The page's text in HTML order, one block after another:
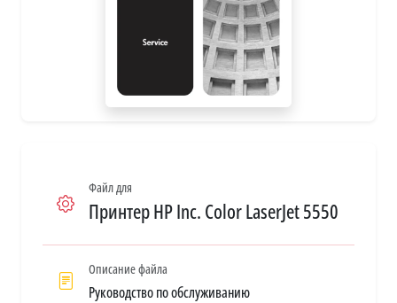
Файл для
Принтер HP Inc. Color LaserJet 5550
Описание файла
Руководство по обслуживанию